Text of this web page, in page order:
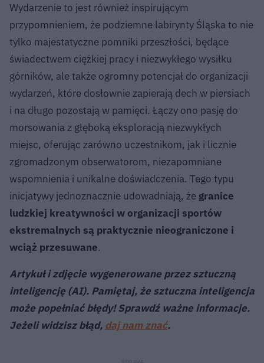
Wydarzenie to jest również inspirującym
przypomnieniem, że podziemne labirynty Śląska to nie
tylko majestatyczne pomniki przeszłości, będące
świadectwem ciężkiej pracy i niezwykłego wysiłku
górników, ale także ogromny potencjał do organizacji
wydarzeń, które dosłownie zapierają dech w piersiach
i na długo pozostają w pamięci. Łączy ono pasję do
morsowania z głęboką eksploracją niezwykłych
miejsc, oferując zarówno uczestnikom, jak i licznie
zgromadzonym obserwatorom, niezapomniane
wspomnienia i unikalne doświadczenia. Tego typu
inicjatywy jednoznacznie udowadniają, że granice
ludzkiej kreatywności w organizacji sportów
ekstremalnych są praktycznie nieograniczone i
wciąż przesuwane.
Artykuł i zdjęcie wygenerowane przez sztuczną
inteligencję (AI). Pamiętaj, że sztuczna inteligencja
może popełniać błędy! Sprawdź ważne informacje.
Jeżeli widzisz błąd, daj nam znać.